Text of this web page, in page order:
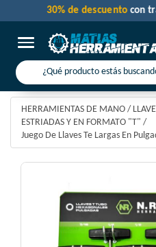
Toggle navigation
30% de descuentocon
HERRAMIENTAS DE MANO /
ESTRIADAS Y EN FORMATO "T" /
Juego De Llaves Te Largas En